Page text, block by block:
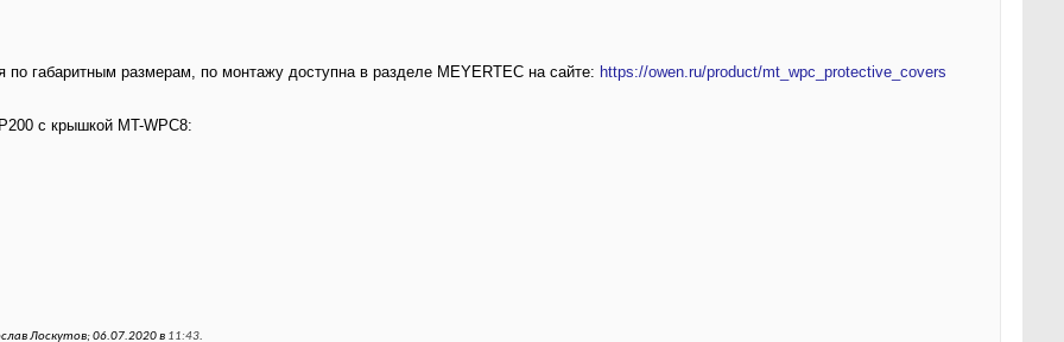
габаритным размерам, по монтажу доступна в разделе MEYERTEC на сайте: https://owen.ru/product/mt_wpc_protective_covers
с крышкой MT-WPC8:
Лоскутов; 06.07.2020 в 11:43.